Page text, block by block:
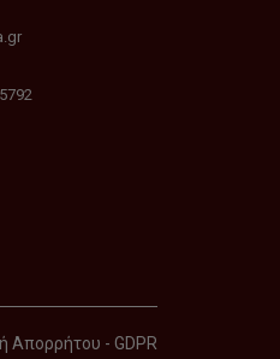
Απορρήτου - GDPR